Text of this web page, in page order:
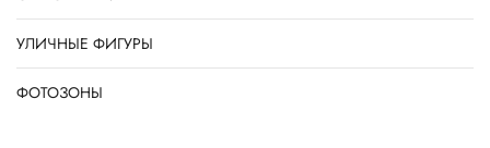
УЛИЧНЫЕ ФИГУРЫ
ФОТОЗОНЫ